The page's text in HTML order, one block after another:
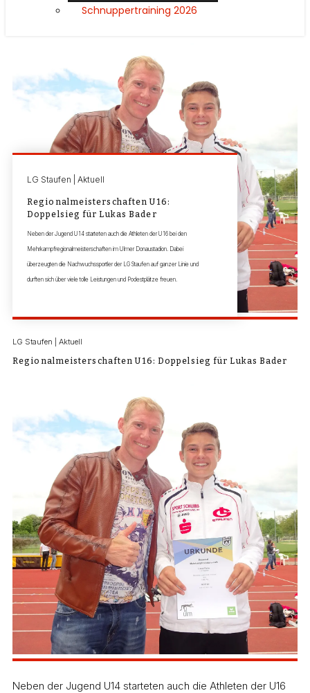
Schnuppertraining 2026
LG Staufen | Aktuell
Regionalmeisterschaften U16:
Doppelsieg für Lukas Bader
Neben der Jugend U14 starteten auch die Athleten der U16 bei den
Mehrkampfregionalmeisterschaften im Ulmer Donaustadion. Dabei
überzeugten die Nachwuchssportler der LG Staufen auf ganzer Linie und
durften sich über viele tolle Leistungen und Podestplätze freuen.
LG Staufen | Aktuell
Regionalmeisterschaften U16: Doppelsieg für Lukas Bader
Neben der Jugend U14 starteten auch die Athleten der U16